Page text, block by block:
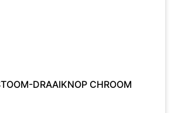
DRAAIKNOP CHROOM